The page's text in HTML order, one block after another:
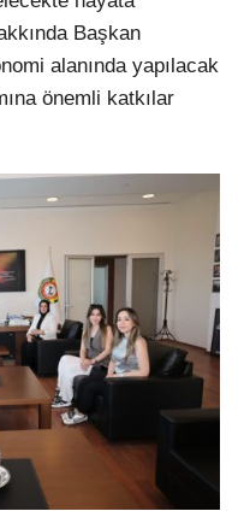
Başkan
alanında yapılacak
önemli katkılar